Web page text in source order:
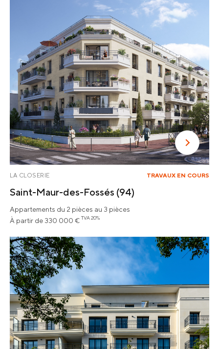
TRAVAUX EN COURS
LA CLOSERIE
Saint-Maur-des-Fossés (94)
Appartements du 2 pièces au 3 pièces
À partir de 330 000 € TVA 20%